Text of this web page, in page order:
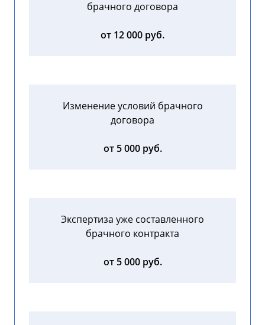
брачного договора
от 12 000 руб.
Изменение условий брачного
договора
от 5 000 руб.
Экспертиза уже составленного
брачного контракта
от 5 000 руб.